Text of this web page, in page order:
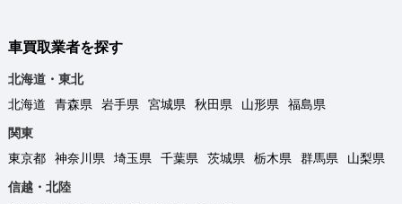
車買取業者を探す
北海道・東北
北海道
青森県 岩手県 宮城県 秋田県 山形県
福島県
関東
東京都
神奈川県 埼玉県 千葉県 茨城県 栃木県 群馬県
山梨県
信越・北陸